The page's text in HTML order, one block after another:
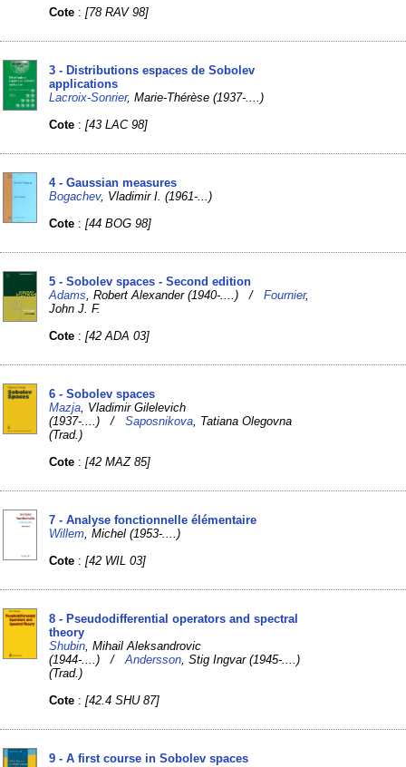
Cote :[78 RAV 98]
3 - Distributions espaces de Sobolev
applications
Lacroix-Sonrier, Marie-Thérèse (1937-....)
Cote :[43 LAC 98]
4 - Gaussian measures
Bogachev, Vladimir I. (1961-...)
Cote :[44 BOG 98]
5 - Sobolev spaces - Second edition
Adams , Robert Alexander (1940-....) /Fournier,
John J. F.
Cote :[42 ADA 03]
6 - Sobolev spaces
Mazja , Vladimir Gilelevich
(1937-....) /Saposnikova , Tatiana Olegovna
(Trad.)
Cote :[42 MAZ 85]
7 - Analyse fonctionnelle élémentaire
Willem , Michel (1953-....)
Cote :[42 WIL 03]
8 - Pseudodifferential operators and spectral
theory
Shubin , Mihail Aleksandrovic
(1944-....) /Andersson , Stig Ingvar (1945-....)
(Trad.)
Cote :[42.4 SHU 87]
9 - A first course in Sobolev spaces